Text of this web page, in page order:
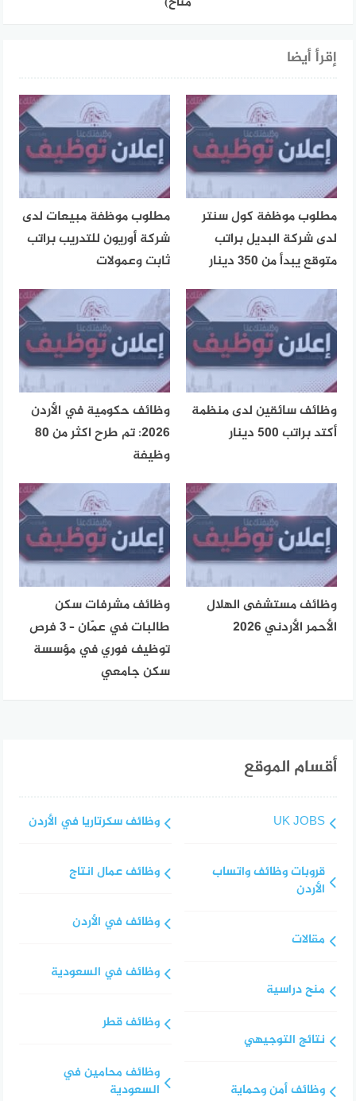
إقرأ أيضا
مطلوب موظفة كول سنتر
لدى شركة البديل براتب
متوقع يبدأ من 350 دينار
مطلوب موظفة مبيعات لدى
شركة أوريون للتدريب براتب
ثابت وعمولات
وظائف سائقين لدى منظمة
أكتد براتب 500 دينار
وظائف حكومية في الأردن
2026: تم طرح اكثر من 80
وظيفة
وظائف مستشفى الهلال
الأحمر الأردني 2026
وظائف مشرفات سكن
طالبات في عمّان – 3 فرص
توظيف فوري في مؤسسة
سكن جامعي
أقسام الموقع
UK JOBS
قروبات وظائف واتساب
الأردن
مقالات
منح دراسية
نتائج التوجيهي
وظائف أمن وحماية
وظائف سكرتاريا في الأردن
وظائف عمال انتاج
وظائف في الأردن
وظائف في السعودية
وظائف قطر
وظائف محامين في
السعودية